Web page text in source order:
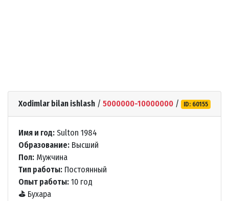
Xodimlar bilan ishlash / 5000000-10000000 / ID: 60155
Имя и год: Sulton 1984
Образование: Высший
Пол: Мужчина
Тип работы: Постоянный
Опыт работы: 10 год
⛳ Бухара